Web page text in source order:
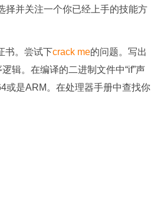
择并关注一个你已经上手的技能方
书。尝试下crack me的问题。写出
辑。在编译的二进制文件中“if”声
或是ARM。在处理器手册中查找你